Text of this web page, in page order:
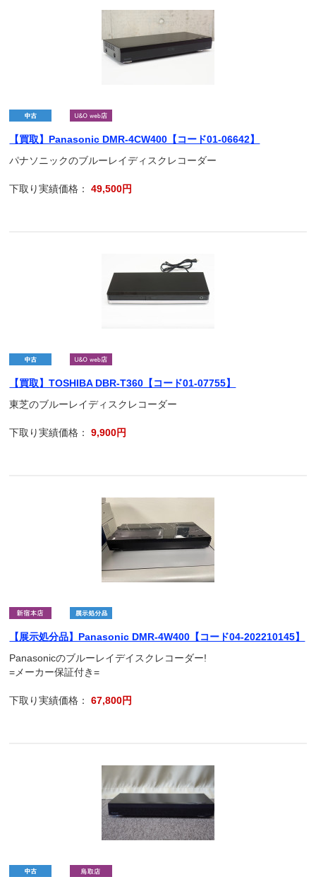
【買取】Panasonic DMR-4CW400【コード01-06642】
パナソニックのブルーレイディスクレコーダー
下取り実績価格：49,500円
【買取】TOSHIBA DBR-T360【コード01-07755】
東芝のブルーレイディスクレコーダー
下取り実績価格：9,900円
【展示処分品】Panasonic DMR-4W400【コード04-202210145】
Panasonicのブルーレイデイスクレコーダー!
=メーカー保証付き=
下取り実績価格：67,800円